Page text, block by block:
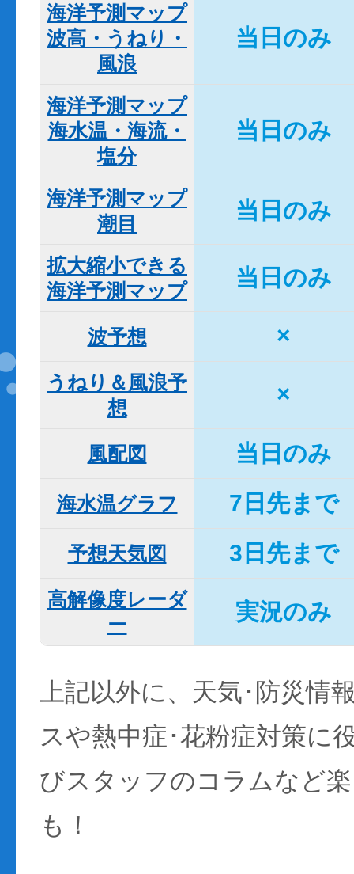
海洋予測マップ
波高・うねり・
風浪
当日のみ
海洋予測マップ
海水温・海流・
塩分
当日のみ
海洋予測マップ
潮目
当日のみ
拡大縮小できる
海洋予測マップ
当日のみ
波予想 ×
うねり＆風浪予
想
×
風配図 当日のみ
海水温グラフ 7日先まで
予想天気図 3日先まで
高解像度レーダ
ー
実況のみ
上記以外に、天気･防災情
スや熱中症･花粉症対策に
びスタッフのコラムなど
も！